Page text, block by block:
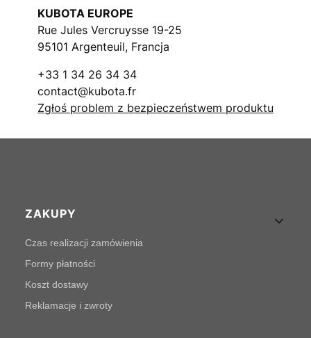
KUBOTA EUROPE
Rue Jules Vercruysse 19-25
95101 Argenteuil, Francja
+33 1 34 26 34 34
contact@kubota.fr
Zgłoś problem z bezpieczeństwem produktu
Linki w stopce
ZAKUPY
Czas realizacji zamówienia
Formy płatności
Koszt dostawy
Reklamacje i zwroty